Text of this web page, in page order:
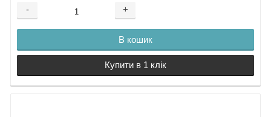
- +
В кошик
Купити в 1 клік